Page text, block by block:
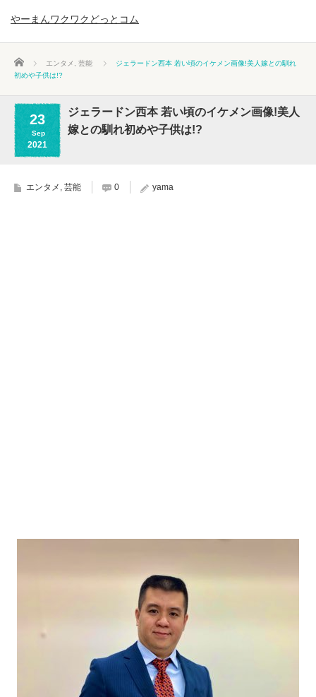
やーまんワクワクどっとコム
ホーム エンタメ 芸能
ジェラードン西本 若い頃のイケメン画像!美人嫁との馴れ
初めや子供は!?
23
Sep
2021
ジェラードン西本 若い頃のイケメン画像!美人
嫁との馴れ初めや子供は!?
エンタメ , 芸能 0 yama